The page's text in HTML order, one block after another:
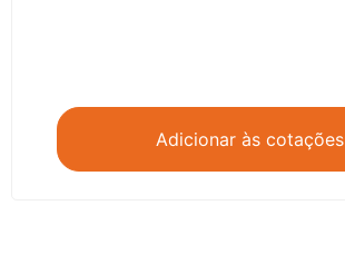
Adicionar às cotações